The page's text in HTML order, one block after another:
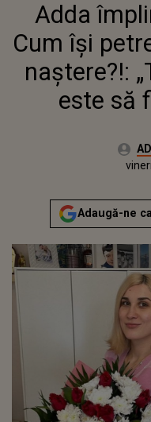
Adda
Cum își
naștere?!:
este să
Autor:
Adaugă-ne